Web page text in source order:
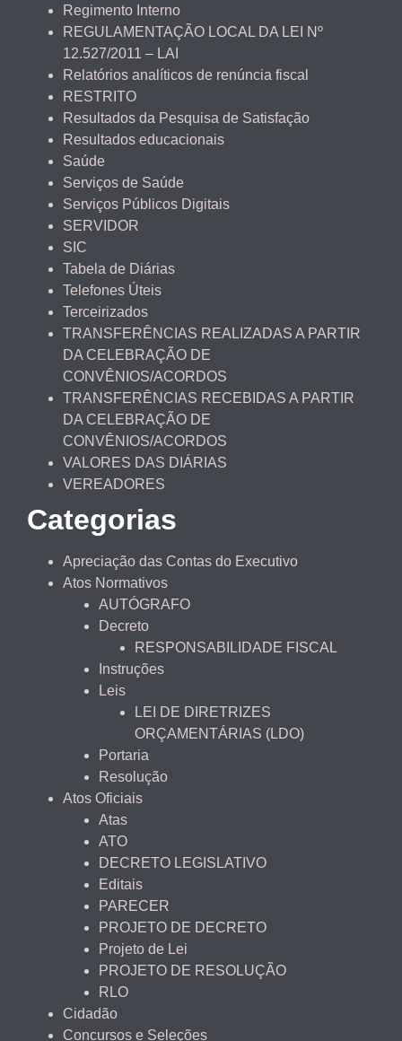
Regimento Interno
REGULAMENTAÇÃO LOCAL DA LEI Nº
12.527/2011 – LAI
Relatórios analíticos de renúncia fiscal
RESTRITO
Resultados da Pesquisa de Satisfação
Resultados educacionais
Saúde
Serviços de Saúde
Serviços Públicos Digitais
SERVIDOR
SIC
Tabela de Diárias
Telefones Úteis
Terceirizados
TRANSFERÊNCIAS REALIZADAS A PARTIR
DA CELEBRAÇÃO DE
CONVÊNIOS/ACORDOS
TRANSFERÊNCIAS RECEBIDAS A PARTIR
DA CELEBRAÇÃO DE
CONVÊNIOS/ACORDOS
VALORES DAS DIÁRIAS
VEREADORES
Categorias
Apreciação das Contas do Executivo
Atos Normativos
AUTÓGRAFO
Decreto
RESPONSABILIDADE FISCAL
Instruções
Leis
LEI DE DIRETRIZES
ORÇAMENTÁRIAS (LDO)
Portaria
Resolução
Atos Oficiais
Atas
ATO
DECRETO LEGISLATIVO
Editais
PARECER
PROJETO DE DECRETO
Projeto de Lei
PROJETO DE RESOLUÇÃO
RLO
Cidadão
Concursos e Seleções